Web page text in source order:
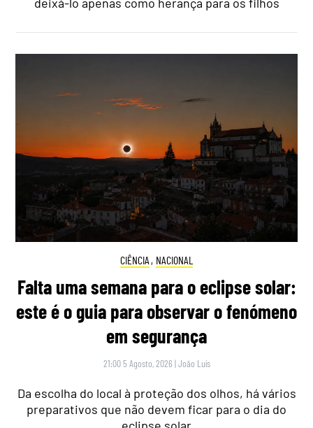
CIÊNCIA , NACIONAL
Falta uma semana para o eclipse solar:
este é o guia para observar o fenómeno
em segurança
21:00 5 Agosto, 2026 |João Luís
Da escolha do local à proteção dos olhos, há vários
preparativos que não devem ficar para o dia do